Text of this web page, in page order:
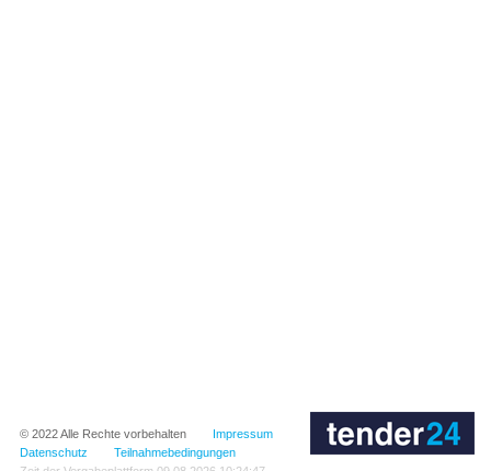
© 2022Alle Rechte vorbehalten
Impressum
Datenschutz
Teilnahmebedingungen